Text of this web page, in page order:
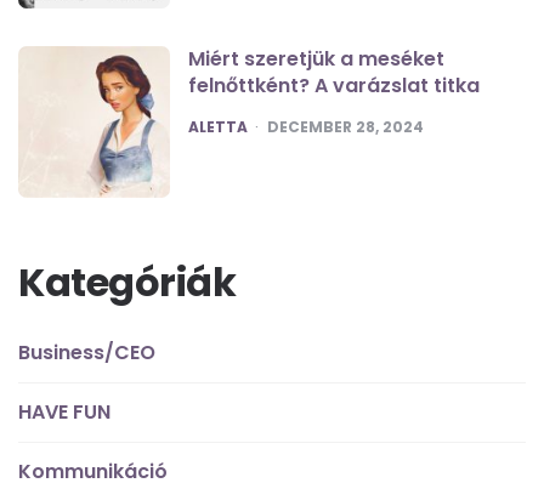
Miért szeretjük a meséket
felnőttként? A varázslat titka
POSTED
ALETTA DECEMBER 28, 2024
Kategóriák
Business/CEO
HAVE FUN
Kommunikáció